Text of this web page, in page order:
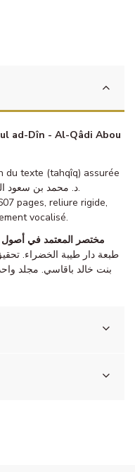
ad-Dîn - Al-Qâdi Abou
pages, reliure rigide,
vocalisé.
مختصر المعتمد في أصول
طبعة دار طيبة الخضراء.